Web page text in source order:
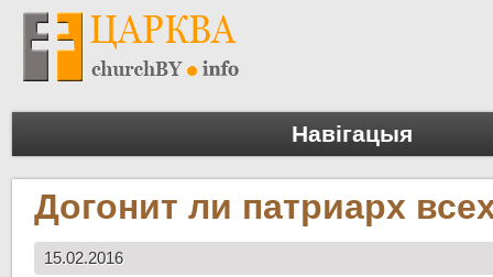
Навігацыя
Догонит ли патриарх
15.02.2016